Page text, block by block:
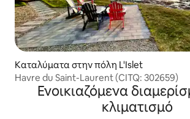
Καταλύματα στην πόλη L'Islet
Havre du Saint-Laurent (CITQ: 302659)
Ενοικιαζόμενα
κλιματισμό